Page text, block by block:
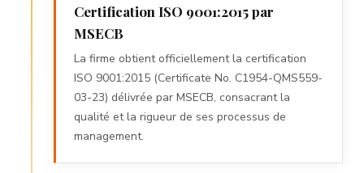
Certification ISO 9001:2015 par
MSECB
La firme obtient officiellement la certification
ISO 9001:2015 (Certificate No. C1954-QMS559-
03-23) délivrée par MSECB, consacrant la
qualité et la rigueur de ses processus de
management.